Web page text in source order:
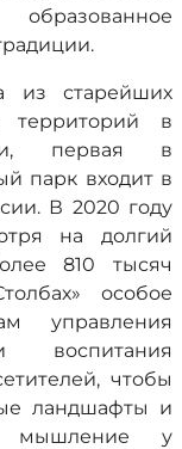
из старейших
территорий в
первая в
парк входит в
В 2020 году
на долгий
810 тысяч
особое
управления
воспитания
чтобы
ландшафты и
мышление у